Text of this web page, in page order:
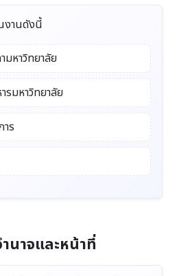
งานดังนี้
มหาวิทยาลัย
รมหาวิทยาลัย
ร
นาจและหน้าที่